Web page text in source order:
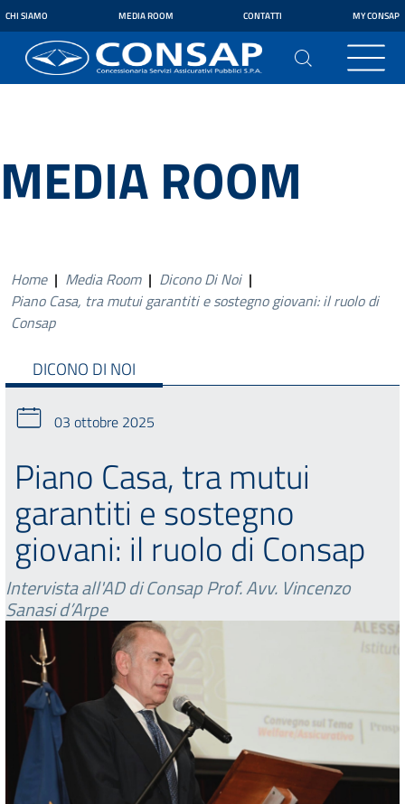
CHI SIAMO MEDIA ROOM CONTATTI MY CONSAP
MEDIA ROOM
Home | Media Room | Dicono Di Noi |
Piano Casa, tra mutui garantiti e sostegno giovani: il ruolo di
Consap
DICONO DI NOI
03 ottobre 2025
Piano Casa, tra mutui
garantiti e sostegno
giovani: il ruolo di Consap
Intervista all'AD di Consap Prof. Avv. Vincenzo
Sanasi d’Arpe